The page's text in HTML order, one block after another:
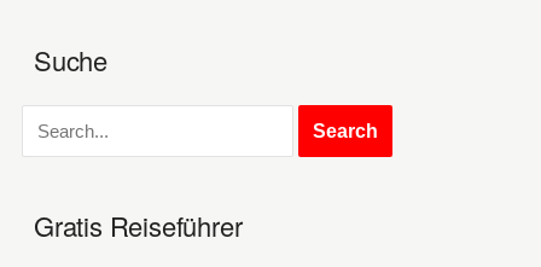
Suche
Gratis Reiseführer